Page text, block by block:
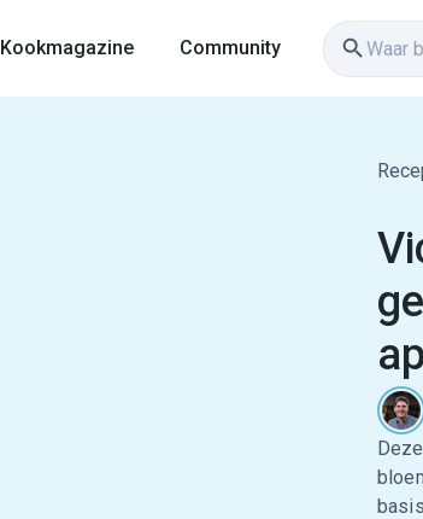
Kookmagazine Community